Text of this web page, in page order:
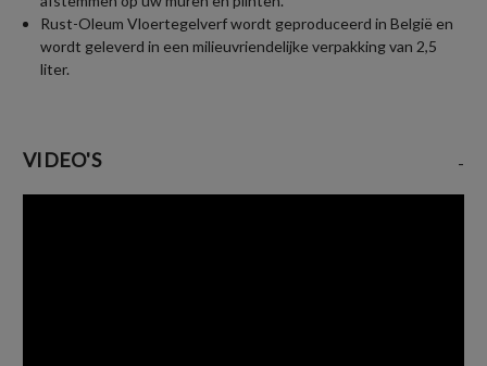
Rust-Oleum Vloertegelverf wordt geproduceerd in België en
wordt geleverd in een milieuvriendelijke verpakking van 2,5
liter.
VIDEO'S -